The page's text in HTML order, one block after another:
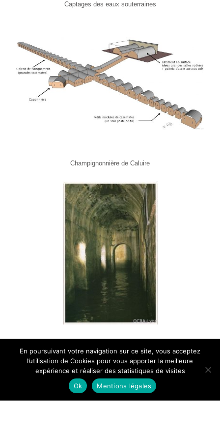
Captages des eaux souterraines
Champignonnière de Caluire
En poursuivant votre navigation sur ce site, vous acceptez
l’utilisation de Cookies pour vous apporter la meilleure
expérience et réaliser des statistiques de visites
Ok
Mentions légales